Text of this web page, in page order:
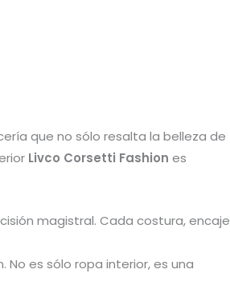
que no sólo resalta la belleza de
Livco Corsetti Fashion es
magistral. Cada costura, encaje
es sólo ropa interior, es una